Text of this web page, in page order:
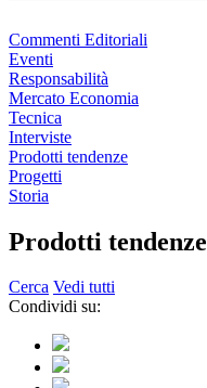
Commenti Editoriali
Eventi
Responsabilità
Mercato Economia
Tecnica
Interviste
Prodotti tendenze
Progetti
Storia
Prodotti tendenze
Cerca Vedi tutti
Condividi su: